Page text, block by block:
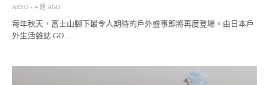
ARYO 4 週 AGO
每年秋天，富士山腳下最令人期待的戶外盛事即將再度登場。由日本戶
外生活雜誌 GO …